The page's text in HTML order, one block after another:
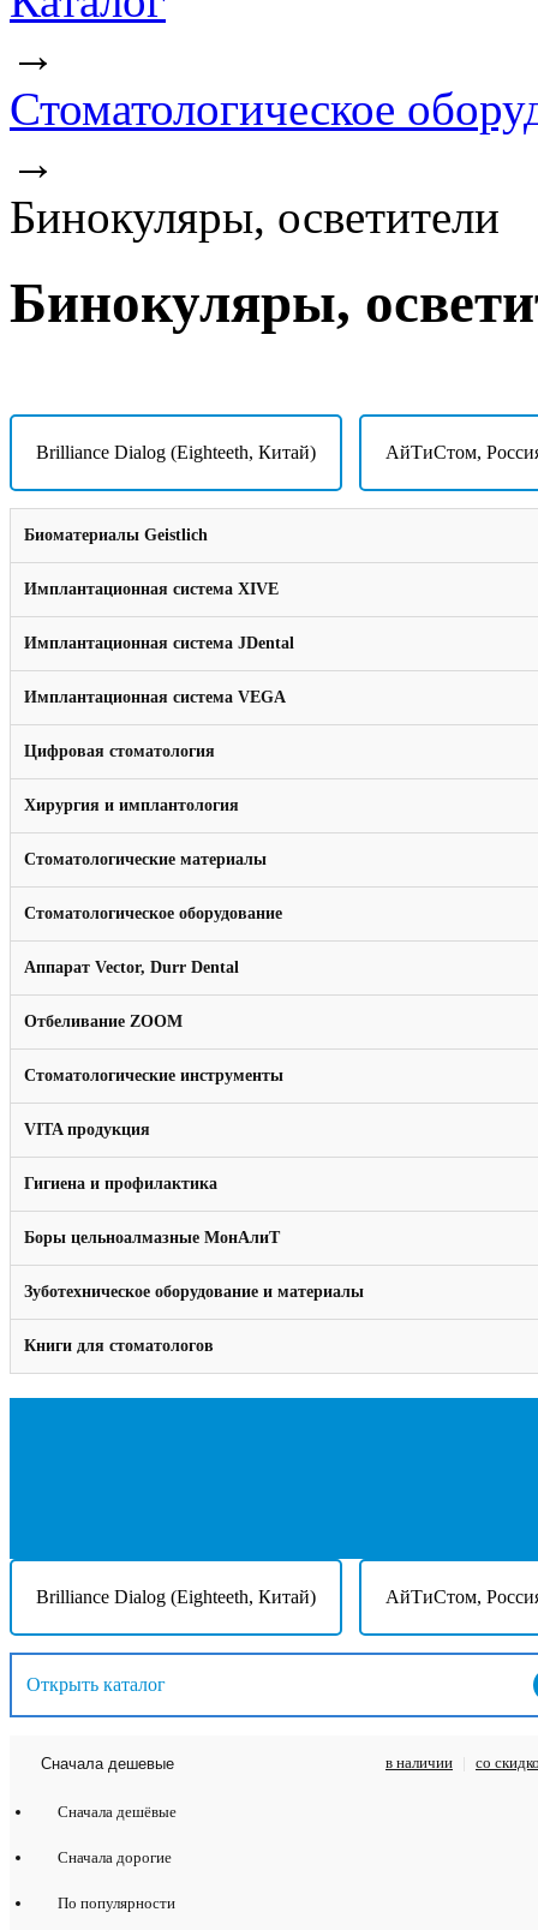
→
Стоматологическое
→
Бинокуляры, осветители
Бинокуляры,
Brilliance Dialog (Eighteeth, Китай) АйТиСтом,
Биоматериалы Geistlich
Имплантационная система XIVE
Имплантационная система JDental
Имплантационная система VEGA
Цифровая стоматология
Хирургия и имплантология
Стоматологические материалы
Стоматологическое оборудование
Аппарат Vector, Durr Dental
Отбеливание ZOOM
Стоматологические инструменты
VITA продукция
Гигиена и профилактика
Боры цельноалмазные МонАлиТ
Зуботехническое оборудование и материалы
Книги для стоматологов
Brilliance Dialog (Eighteeth, Китай) АйТиСтом,
Открыть каталог
Сначала дешевые
Сначала дешёвые
Сначала дорогие
По популярности
в наличии со